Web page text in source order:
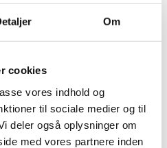
Om
cookies
vores indhold og
til sociale medier og til
deler også oplysninger om
med vores partnere inden
information om
ydelser, vi kan tilbyde.